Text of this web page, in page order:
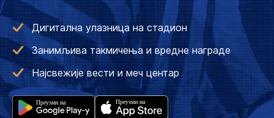
Дигитална улазница на стадион
Занимљива такмичења и вредне награде
Најсвежије вести и меч центар